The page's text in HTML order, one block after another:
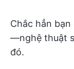
Chắc hẳn
—nghệ thuật
đó.